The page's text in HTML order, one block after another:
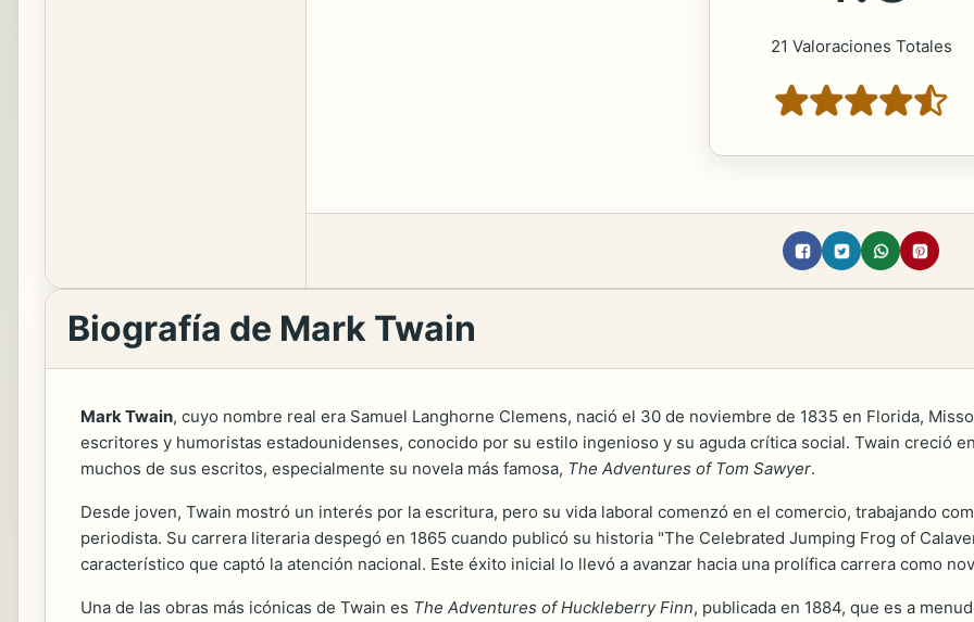
21 Valoraciones Totales
Biografía de Mark Twain
Mark Twain, cuyo nombre real era Samuel Langhorne Clemens, nació el 30 de noviembre de 1835 en Florida,
escritores y humoristas estadounidenses, conocido por su estilo ingenioso y su aguda crítica social. Twain creció
muchos de sus escritos, especialmente su novela más famosa, The Adventures of Tom Sawyer.
Desde joven, Twain mostró un interés por la escritura, pero su vida laboral comenzó en el comercio, trabajando
periodista. Su carrera literaria despegó en 1865 cuando publicó su historia "The Celebrated Jumping Frog of
característico que captó la atención nacional. Este éxito inicial lo llevó a avanzar hacia una prolífica carrera como
Una de las obras más icónicas de Twain es The Adventures of Huckleberry Finn, publicada en 1884, que es a